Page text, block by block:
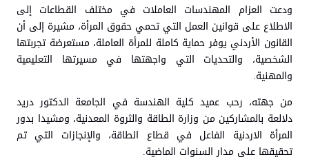
ودعت العزام المهندسات العاملات في مختلف القطاعات إلى
الاطلاع على قوانين العمل التي تحمي حقوق المرأة، مشيرة إلى أن
القانون الأردني يوفر حماية كاملة للمرأة العاملة، مستعرضة تجربتها
الشخصية، والتحديات التي واجهتها في مسيرتها التعليمية
والمهنية.
من جهته، رحب عميد كلية الهندسة في الجامعة الدكتور دريد
دلالعة بالمشاركين من وزارة الطاقة والثروة المعدنية، ومشيدا بدور
المرأة الاردنية الفاعل في قطاع الطاقة، والإنجازات التي تم
تحقيقها على مدار السنوات الماضية.